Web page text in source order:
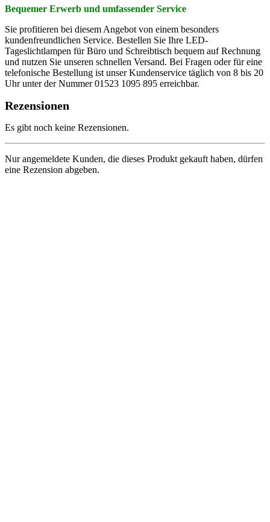
Bequemer Erwerb und umfassender Service
Sie profitieren bei diesem Angebot von einem besonders
kundenfreundlichen Service. Bestellen Sie Ihre LED-
Tageslichtlampen für Büro und Schreibtisch bequem auf Rechnung
und nutzen Sie unseren schnellen Versand. Bei Fragen oder für eine
telefonische Bestellung ist unser Kundenservice täglich von 8 bis 20
Uhr unter der Nummer 01523 1095 895 erreichbar.
Rezensionen
Es gibt noch keine Rezensionen.
Nur angemeldete Kunden, die dieses Produkt gekauft haben, dürfen
eine Rezension abgeben.